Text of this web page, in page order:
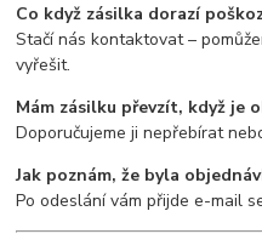
Co když zásilka dorazí
Stačí nás kontaktovat –
vyřešit.
Mám zásilku převzít, když je
Doporučujeme ji nepřebírat
Jak poznám, že byla
Po odeslání vám přijde e-mail